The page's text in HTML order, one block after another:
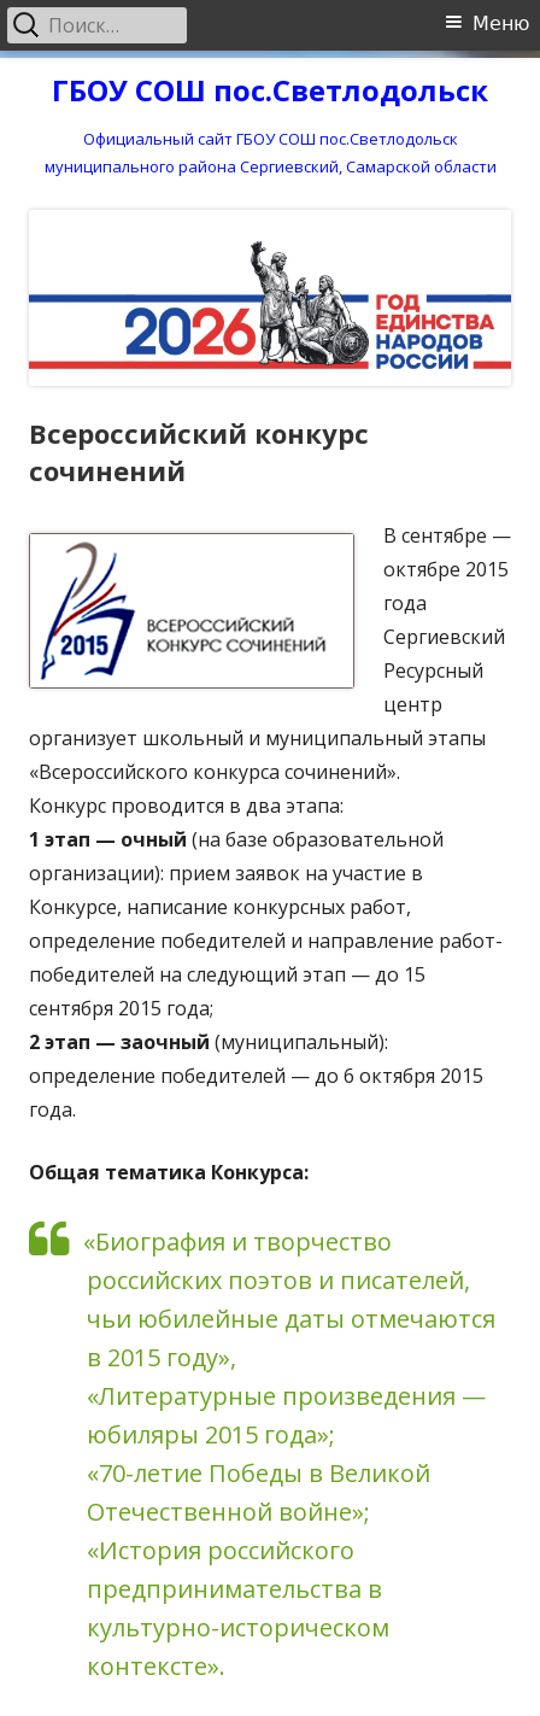
содержимому
ГБОУ СОШ пос.Светлодольск
Официальный сайт ГБОУ СОШ пос.Светлодольск
муниципального района Сергиевский, Самарской области
Основное
меню
Меню
Найти:
Всероссийский конкурс
сочинений
В сентябре —
октябре 2015
года
Сергиевский
Ресурсный
центр
организует школьный и муниципальный этапы
«Всероссийского конкурса сочинений».
Конкурс проводится в два этапа:
1 этап — очный (на базе образовательной
организации): прием заявок на участие в
Конкурсе, написание конкурсных работ,
определение победителей и направление работ-
победителей на следующий этап — до 15
сентября 2015 года;
2 этап — заочный (муниципальный):
определение победителей — до 6 октября 2015
года.
Общая тематика Конкурса:
«Биография и творчество
российских поэтов и писателей,
чьи юбилейные даты отмечаются
в 2015 году»,
«Литературные произведения —
юбиляры 2015 года»;
«70-летие Победы в Великой
Отечественной войне»;
«История российского
предпринимательства в
культурно-историческом
контексте».